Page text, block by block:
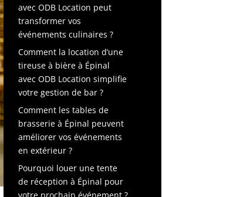
avec ODB Location peut
transformer vos
événements culinaires ?
Comment la location d’une
tireuse à bière à Épinal
avec ODB Location simplifie
votre gestion de bar ?
Comment les tables de
brasserie à Épinal peuvent
améliorer vos événements
en extérieur ?
Pourquoi louer une tente
de réception à Épinal pour